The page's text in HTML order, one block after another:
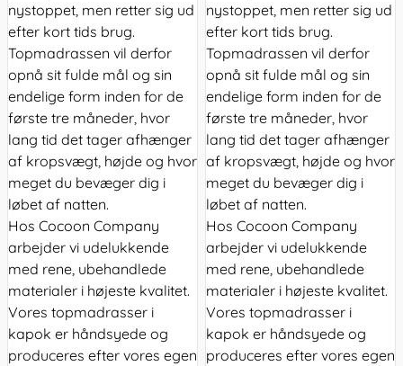
nystoppet, men retter sig ud
efter kort tids brug.
Topmadrassen vil derfor
opnå sit fulde mål og sin
endelige form inden for de
første tre måneder, hvor
lang tid det tager afhænger
af kropsvægt, højde og hvor
meget du bevæger dig i
løbet af natten.
Hos Cocoon Company
arbejder vi udelukkende
med rene, ubehandlede
materialer i højeste kvalitet.
Vores topmadrasser i
kapok er håndsyede og
produceres efter vores egen
nystoppet, men retter sig ud
efter kort tids brug.
Topmadrassen vil derfor
opnå sit fulde mål og sin
endelige form inden for de
første tre måneder, hvor
lang tid det tager afhænger
af kropsvægt, højde og hvor
meget du bevæger dig i
løbet af natten.
Hos Cocoon Company
arbejder vi udelukkende
med rene, ubehandlede
materialer i højeste kvalitet.
Vores topmadrasser i
kapok er håndsyede og
produceres efter vores egen